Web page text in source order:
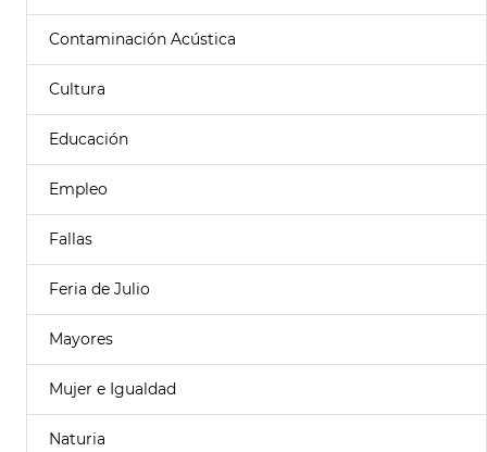
Contaminación Acústica
Cultura
Educación
Empleo
Fallas
Feria de Julio
Mayores
Mujer e Igualdad
Naturia